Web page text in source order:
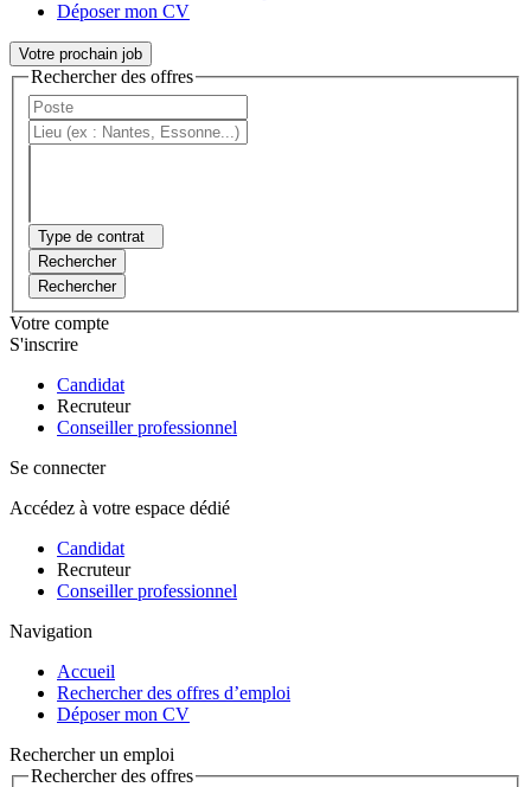
Déposer mon CV
Votre prochain job
Rechercher des offres
Type de contrat
Rechercher
Rechercher
Votre compte
S'inscrire
Candidat
Recruteur
Conseiller professionnel
Se connecter
Accédez à votre espace dédié
Candidat
Recruteur
Conseiller professionnel
Navigation
Accueil
Rechercher des offres d’emploi
Déposer mon CV
Rechercher un emploi
Rechercher des offres